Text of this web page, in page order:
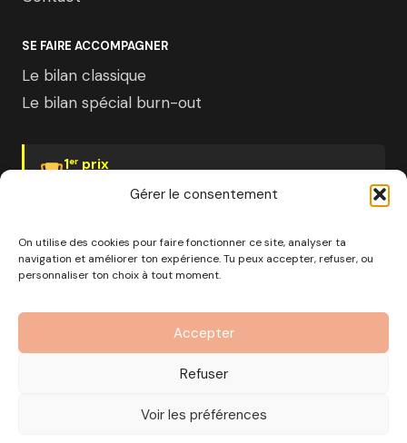
Gérer le consentement
On utilise des cookies pour faire fonctionner ce site, analyser ta
navigation et améliorer ton expérience. Tu peux accepter, refuser, ou
personnaliser ton choix à tout moment.
Accepter
Refuser
Voir les préférences
SE FAIRE ACCOMPAGNER
Le bilan classique
Le bilan spécial burn-out
1er prix
capital de 1000€ · RCS Marseille · SIRET
890 976 699 00037
OF n°93 13 18812 13 — Enregistré auprès du préfet de la
région Provence-Alpes-Côte d'Azur
Mentions LégalesPolitique de confidentialité